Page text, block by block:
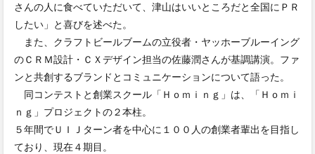
さんの人に食べていただいて、津山はいいところだと全国にＰＲ
したい」と喜びを述べた。
また、クラフトビールブームの立役者・ヤッホーブルーイング
のＣＲＭ設計・ＣＸデザイン担当の佐藤潤さんが基調講演。ファ
ンと共創するブランドとコミュニケーションについて語った。
同コンテストと創業スクール「Ｈｏｍｉｎｇ」は、「Ｈｏｍｉ
ｎｇ」プロジェクトの２本柱。
５年間でＵＩＪターン者を中心に１００人の創業者輩出を目指し
ており、現在４期目。